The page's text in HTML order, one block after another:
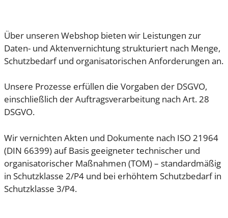
Über unseren Webshop bieten wir Leistungen zur
Daten- und Aktenvernichtung strukturiert nach Menge,
Schutzbedarf und organisatorischen Anforderungen an.
Unsere Prozesse erfüllen die Vorgaben der DSGVO,
einschließlich der Auftragsverarbeitung nach Art. 28
DSGVO.
Wir vernichten Akten und Dokumente nach ISO 21964
(DIN 66399) auf Basis geeigneter technischer und
organisatorischer Maßnahmen (TOM) – standardmäßig
in Schutzklasse 2/P4 und bei erhöhtem Schutzbedarf in
Schutzklasse 3/P4.